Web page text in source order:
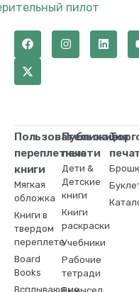
пилот
Пользовательские
переплетные
книги
Мягкая
обложка
Книги в
твердом
переплете
Board
Books
Всплывающие
Публикация
печати
Дети &
Детские
книги
Книги
раскраски
Учебники
Рабочие
тетради